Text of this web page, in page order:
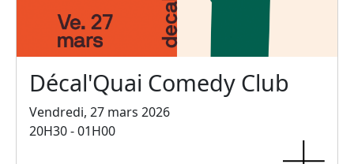
Décal'Quai Comedy Club
Vendredi, 27 mars 2026
20H30 - 01H00